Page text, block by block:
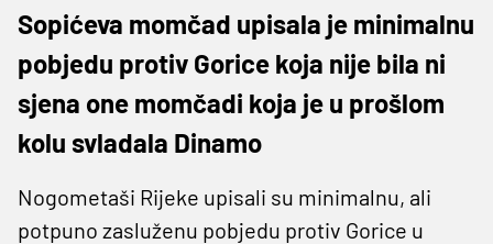
Sopićeva momčad upisala je minimalnu
pobjedu protiv Gorice koja nije bila ni
sjena one momčadi koja je u prošlom
kolu svladala Dinamo
Nogometaši Rijeke upisali su minimalnu, ali
potpuno zasluženu pobjedu protiv Gorice u